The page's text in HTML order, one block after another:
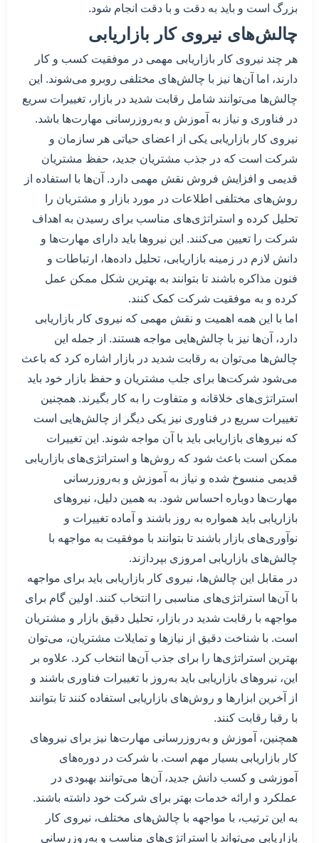
بزرگ است و باید به دقت و با دقت انجام شود.
چالش‌های نیروی کار بازاریابی
هر چند نیروی کار بازاریابی مهمی در موفقیت کسب و کار
دارند، اما آن‌ها نیز با چالش‌های مختلفی روبرو می‌شوند. این
چالش‌ها می‌توانند شامل رقابت شدید در بازار، تغییرات سریع
در فناوری و نیاز به آموزش و به‌روزرسانی مهارت‌ها باشد.
نیروی کار بازاریابی یکی از اعضای حیاتی هر سازمان و
شرکت است که در جذب مشتریان جدید، حفظ مشتریان
قدیمی و افزایش فروش نقش مهمی دارد. آن‌ها با استفاده از
روش‌های مختلفی اطلاعات در مورد بازار و مشتریان را
تحلیل کرده و استراتژی‌های مناسب برای رسیدن به اهداف
شرکت را تعیین می‌کنند. این نیروها باید دارای مهارت‌ها و
دانش لازم در زمینه بازاریابی، تحلیل داده‌ها، ارتباطات و
فنون مذاکره باشند تا بتوانند به بهترین شکل ممکن عمل
کرده و به موفقیت شرکت کمک کنند.
اما با این همه اهمیت و نقش مهمی که نیروی کار بازاریابی
دارد، آن‌ها نیز با چالش‌هایی مواجه هستند. از جمله این
چالش‌ها می‌توان به رقابت شدید در بازار اشاره کرد که باعث
می‌شود شرکت‌ها برای جلب مشتریان و حفظ بازار خود باید
استراتژی‌های خلاقانه و متفاوت را به کار بگیرند. همچنین
تغییرات سریع در فناوری نیز یکی دیگر از چالش‌هایی است
که نیروهای بازاریابی باید با آن مواجه شوند. این تغییرات
ممکن است باعث شود که روش‌ها و استراتژی‌های بازاریابی
قدیمی منسوخ شده و نیاز به آموزش و به‌روزرسانی
مهارت‌ها دوباره احساس شود. به همین دلیل، نیروهای
بازاریابی باید همواره به روز باشند و آماده تغییرات و
نوآوری‌های بازار باشند تا بتوانند با موفقیت به مواجهه با
چالش‌های بازاریابی امروزی بپردازند.
در مقابل این چالش‌ها، نیروی کار بازاریابی باید برای مواجهه
با آن‌ها استراتژی‌های مناسبی را انتخاب کنند. اولین گام برای
مواجهه با رقابت شدید در بازار، تحلیل دقیق بازار و مشتریان
است. با شناخت دقیق از نیازها و تمایلات مشتریان، می‌توان
بهترین استراتژی‌ها را برای جذب آن‌ها انتخاب کرد. علاوه بر
این، نیروهای بازاریابی باید به‌روز با تغییرات فناوری باشند و
از آخرین ابزارها و روش‌های بازاریابی استفاده کنند تا بتوانند
با رقبا رقابت کنند.
همچنین، آموزش و به‌روزرسانی مهارت‌ها نیز برای نیروهای
کار بازاریابی بسیار مهم است. با شرکت در دوره‌های
آموزشی و کسب دانش جدید، آن‌ها می‌توانند بهبودی در
عملکرد و ارائه خدمات بهتر برای شرکت خود داشته باشند.
به این ترتیب، با مواجهه با چالش‌های مختلف، نیروی کار
بازاریابی می‌تواند با استراتژی‌های مناسب و به‌روزرسانی